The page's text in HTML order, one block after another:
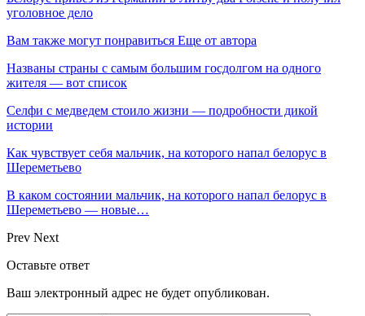
уголовное дело
Вам также могут понравиться Еще от автора
Названы страны с самым большим госдолгом на одного
жителя — вот список
Селфи с медведем стоило жизни — подробности дикой
истории
Как чувствует себя мальчик, на которого напал белорус в
Шереметьево
В каком состоянии мальчик, на которого напал белорус в
Шереметьево — новые…
Prev Next
Оставьте ответ
Ваш электронный адрес не будет опубликован.